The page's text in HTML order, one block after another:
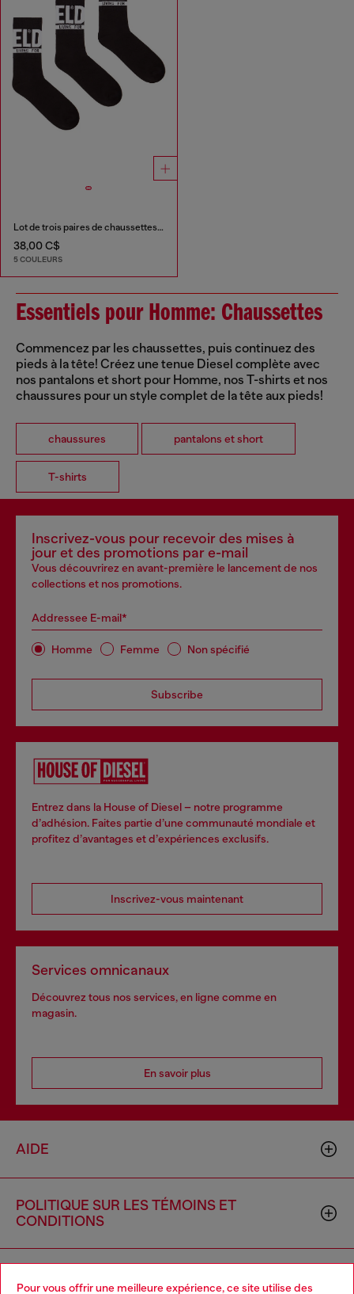
Pour vous offrir une meilleure expérience, ce site utilise des
Lot de trois paires de chaussettes avec revers à logo
38,00 C$
5 COULEURS
Essentiels pour Homme: Chaussettes
Commencez par les chaussettes, puis continuez des
pieds à la tête! Créez une tenue Diesel complète avec
nos pantalons et short pour Homme, nos T-shirts et nos
chaussures pour un style complet de la tête aux pieds!
chaussures pantalons et short
T-shirts
Inscrivez-vous pour recevoir des mises à
jour et des promotions par e-mail
Vous découvrirez en avant-première le lancement de nos
collections et nos promotions.
Addressee E-mail*
Homme Femme Non spécifié
Subscribe
Entrez dans la House of Diesel – notre programme
d’adhésion. Faites partie d’une communauté mondiale et
profitez d’avantages et d’expériences exclusifs.
Inscrivez-vous maintenant
Services omnicanaux
Découvrez tous nos services, en ligne comme en
magasin.
En savoir plus
AIDE
POLITIQUE SUR LES TÉMOINS ET
CONDITIONS